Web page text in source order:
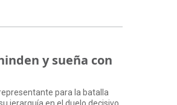
y sueña con
para la batalla